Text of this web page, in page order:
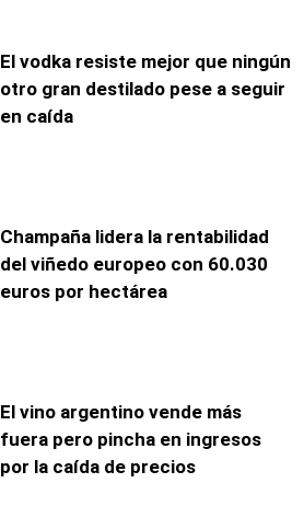
El vodka resiste mejor que ningún
otro gran destilado pese a seguir
en caída
Champaña lidera la rentabilidad
del viñedo europeo con 60.030
euros por hectárea
El vino argentino vende más
fuera pero pincha en ingresos
por la caída de precios